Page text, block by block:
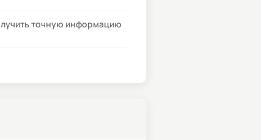
точную информацию